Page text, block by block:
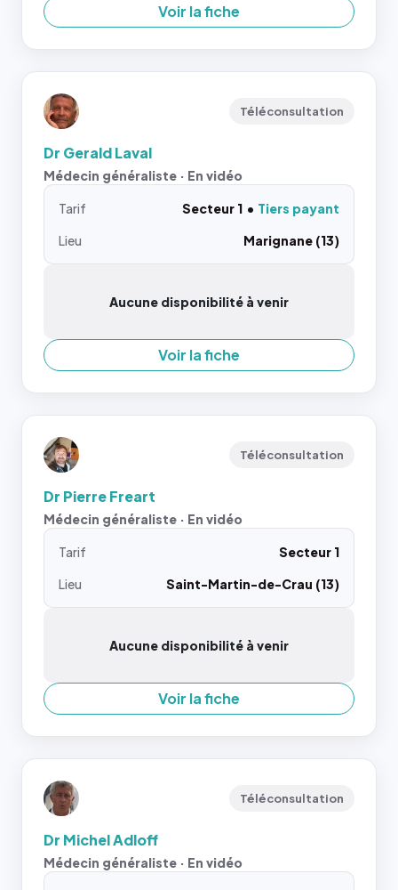
Voir la fiche
Téléconsultation
Dr Gerald Laval
Médecin généraliste · En vidéo
Tarif Secteur 1
Tiers payant
Lieu
Marignane (13)
Aucune disponibilité à venir
Voir la fiche
Téléconsultation
Dr Pierre Freart
Médecin généraliste · En vidéo
Tarif
Secteur 1
Lieu
Saint-Martin-de-Crau (13)
Aucune disponibilité à venir
Voir la fiche
Téléconsultation
Dr Michel Adloff
Médecin généraliste · En vidéo